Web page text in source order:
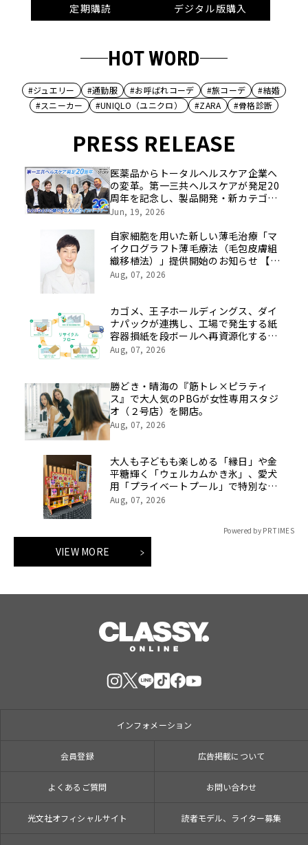
定期購読
デジタル版購入
HOT WORD
#ジュエリー #通勤服 #お呼ばれコーデ #旅コーデ
#結婚
#スニーカー
#UNIQLO（ユニクロ） #ZARA #骨格診断
PRESS RELEASE
医薬品からトータルヘルスケア企業へ
の変革。第一三共ヘルスケアが発足20
周年を記念し、製品開発・新カテゴリ
挑戦の舞台や旧社統合時のエピソード
像を公開！
Jun, 19, 2026
自家細胞を用いた新しい薄毛治療「マ
イクログラフト薄毛療法（毛包皮膚組
織移植法）」提供開始のお知らせ 【医
療法人社団 青真会 青山エルクリニ
Aug, 07, 2026
カゴメ、王子ホールディングス、ダイ
ナパックが連携し、工場で発生する紙
容器損紙を段ボールへ再資源化する実
証を開始
Aug, 07, 2026
勝どき・晴海の『筋トレ×ピラティ
ス』で大人気のPBGが女性専用スタジ
オ（２号店）を開店。
Aug, 07, 2026
大人も子どもも楽しめる「縁日」や金
平糖輝く「ウェルカムかき氷」、愛犬
用「プライベートプール」で特別な夏
休みをお届け
Aug, 07, 2026
Powered by PR TIMES
VIEW MORE
インフォメーション
会員登録 広告掲載について
よくあるご質問 お問い合わせ
光文社オフィシャルサイト 読者モデル、ライター募集